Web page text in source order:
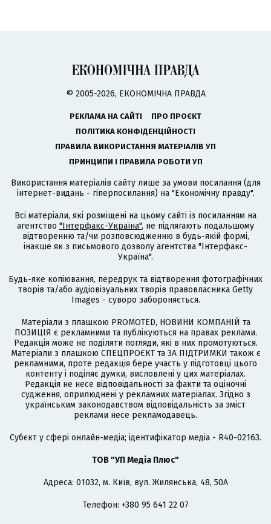
© 2005-2026, ЕКОНОМІЧНА ПРАВДА
РЕКЛАМА НА САЙТІ
ПРО ПРОЄКТ
ПОЛІТИКА КОНФІДЕНЦІЙНОСТІ
ПРАВИЛА ВИКОРИСТАННЯ МАТЕРІАЛІВ УП
ПРИНЦИПИ І ПРАВИЛА РОБОТИ УП
Використання матеріалів сайту лише за умови посилання (для
інтернет-видань - гіперпосилання) на "Економічну правду".
Всі матеріали, які розміщені на цьому сайті із посиланням на
агентство "Інтерфакс-Україна", не підлягають подальшому
відтворенню та/чи розповсюдженню в будь-якій формі,
інакше як з письмового дозволу агентства "Інтерфакс-
Україна".
Будь-яке копіювання, передрук та відтворення фотографічних
творів та/або аудіовізуальних творів правовласника Getty
Images - суворо забороняється.
Матеріали з плашкою PROMOTED, НОВИНИ КОМПАНІЙ та
ПОЗИЦІЯ є рекламними та публікуються на правах реклами.
Редакція може не поділяти погляди, які в них промотуються.
Матеріали з плашкою СПЕЦПРОЄКТ та ЗА ПІДТРИМКИ також є
рекламними, проте редакція бере участь у підготовці цього
контенту і поділяє думки, висловлені у цих матеріалах.
Редакція не несе відповідальності за факти та оціночні
судження, оприлюднені у рекламних матеріалах. Згідно з
українським законодавством відповідальність за зміст
реклами несе рекламодавець.
Cубєкт у сфері онлайн-медіа; ідентифікатор медіа - R40-02163.
ТОВ "УП Медіа Плюс"
Адреса: 01032, м. Київ, вул. Жилянська, 48, 50А
Телефон: +380 95 641 22 07